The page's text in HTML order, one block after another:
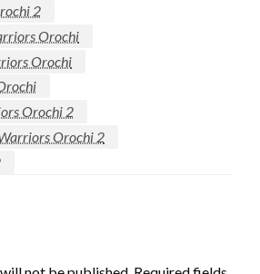
2
Orochi
Orochi
Orochi 2
Orochi 2